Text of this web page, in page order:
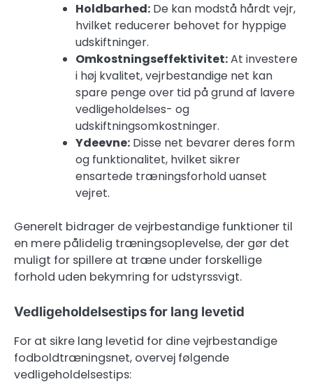
Holdbarhed: De kan modstå hårdt vejr,
hvilket reducerer behovet for hyppige
udskiftninger.
Omkostningseffektivitet:At investere
i høj kvalitet, vejrbestandige net kan
spare penge over tid på grund af lavere
vedligeholdelses- og
udskiftningsomkostninger.
Ydeevne: Disse net bevarer deres form
og funktionalitet, hvilket sikrer
ensartede træningsforhold uanset
vejret.
Generelt bidrager de vejrbestandige funktioner til
en mere pålidelig træningsoplevelse, der gør det
muligt for spillere at træne under forskellige
forhold uden bekymring for udstyrssvigt.
Vedligeholdelsestips for lang levetid
For at sikre lang levetid for dine vejrbestandige
fodboldtræningsnet, overvej følgende
vedligeholdelsestips: